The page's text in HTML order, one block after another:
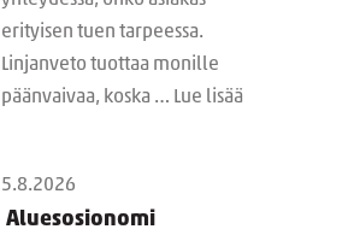
erityisen tuen tarpeessa.
Linjanveto tuottaa monille
päänvaivaa, koska … Lue lisää
5.8.2026
Aluesosionomi